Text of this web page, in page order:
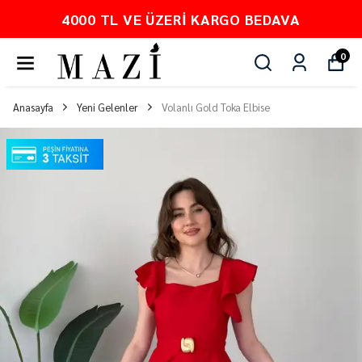
PEŞİN FİYATINA 3 TAKSİT
0
Anasayfa Yeni Gelenler Volanlı Gold Toka Elbise